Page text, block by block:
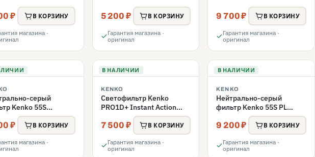
₽ В КОРЗИНУ
магазина ·
5 200 ₽ В КОРЗИНУ
Гарантия магазина ·
оригинал
переменной плотности
58mm
9 700 ₽ В КОРЗИНУ
Гарантия магазина ·
оригинал
серый
Kenko 55S
MC ND1000
₽ В КОРЗИНУ
магазина ·
В НАЛИЧИИ
KENKO
Светофильтр Kenko
PRO1D+ Instant Action
Variable NDX3-450+C-PLS
переменной плотности
7 500 ₽ В КОРЗИНУ
Гарантия магазина ·
оригинал
В НАЛИЧИИ
KENKO
Нейтрально-серый
фильтр Kenko 55S PL
FADER с переменной
плотностью ND3-ND400
9 200 ₽ В КОРЗИНУ
Гарантия магазина ·
оригинал